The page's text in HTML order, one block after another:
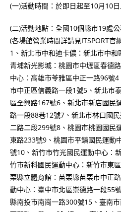
(一)活動時間：於即日起至10月10日
(二)活動地點：全國10個縣市19處
(各場館營業時間詳請見ITSPORT
1、新北市中和迪卡儂：新北市中
青埔新光影城：桃園市中壢區春德
中心：高雄市苓雅區中正一路96號
市中正區信義路一段1號5、新北市
區全興路167號6、新北市新店國民
路一段88巷12號7、新北市林口國
二路二段299號8、桃園市桃園國民
東路233號9、桃園市平鎮國民運動
號10、新竹市竹光國民運動中心：
竹市新科國民運動中心：新竹市東
栗縣立體育館：苗栗縣苗栗市中正
動中心：臺中市北區崇德路一段55
縣南投市南崗一路300號15、臺南